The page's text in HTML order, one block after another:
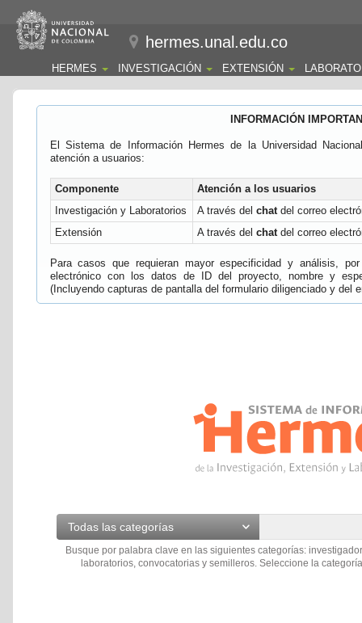
hermes.unal.edu.co
HERMES INVESTIGACIÓN EXTENSIÓN
INFORMACIÓN
El Sistema de Información Hermes de la Universidad
atención a usuarios:
Componente
Atención a los usuarios
Investigación y Laboratorios
A través del chatdel correo
Extensión
A través del chatdel correo
Para casos que requieran mayor especificidad y análisis,
electrónico con los datos de ID del proyecto, nombre y
(Incluyendo capturas de pantalla del formulario diligenciado y del
Todas las categorías
Busque por palabra clave en las siguientes categorías:
laboratorios, convocatorias y semilleros. Seleccione la